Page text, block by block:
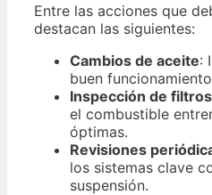
Entre las acciones que
destacan las siguientes:
Cambios de aceite:
buen
Inspección de filtros
el combustible
óptimas.
Revisiones
los sistemas clave
suspensión.